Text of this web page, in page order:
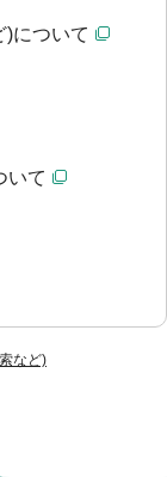
など)
)について
いて